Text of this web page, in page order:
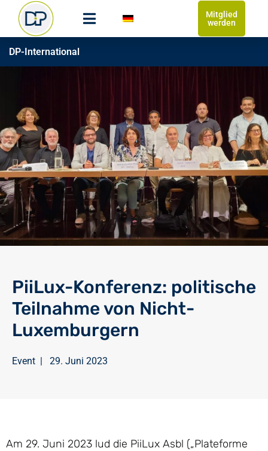
Mitglied
werden
DP-International
PiiLux-Konferenz: politische
Teilnahme von Nicht-
Luxemburgern
Event | 29. Juni 2023
Am 29. Juni 2023 lud die PiiLux Asbl („Plateforme